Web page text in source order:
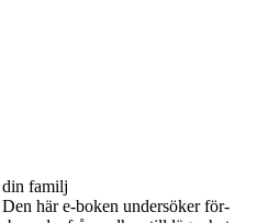
familj
här e-boken undersöker för-